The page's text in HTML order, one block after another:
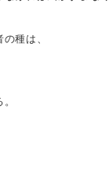
種は、